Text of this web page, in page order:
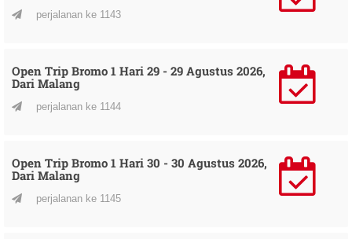
perjalanan ke 1143
Open Trip Bromo 1 Hari 29 - 29 Agustus 2026,
Dari Malang
perjalanan ke 1144
Open Trip Bromo 1 Hari 30 - 30 Agustus 2026,
Dari Malang
perjalanan ke 1145